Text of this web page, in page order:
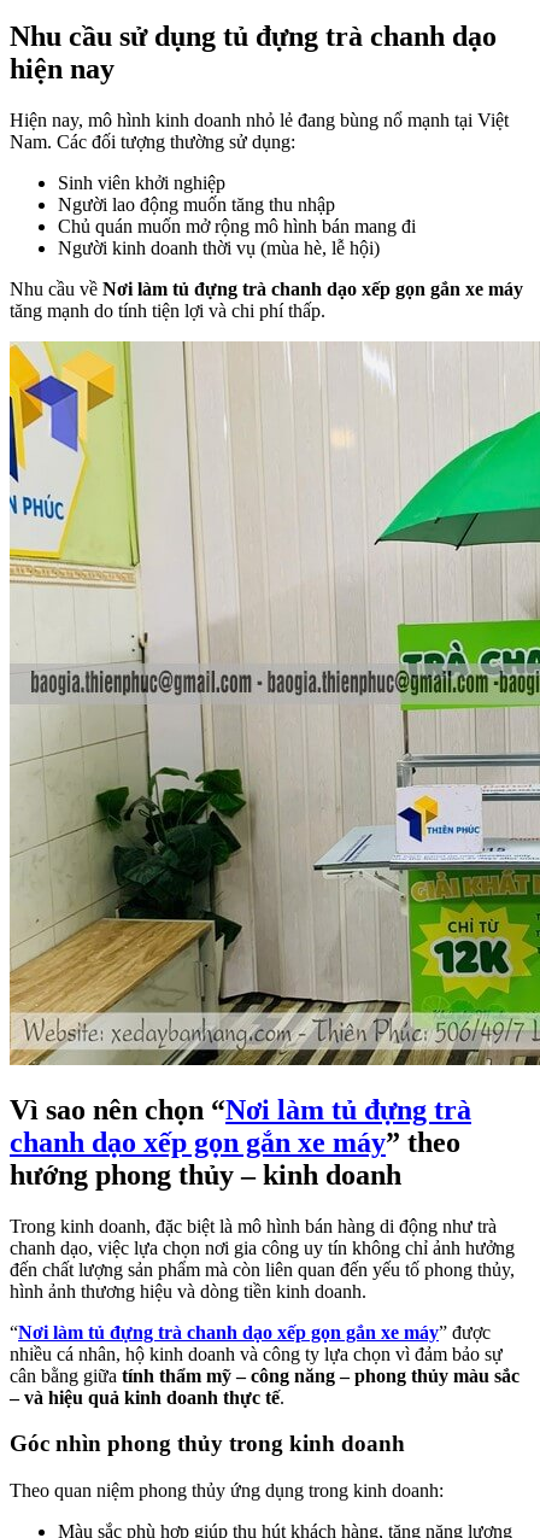
Nhu cầu sử dụng tủ đựng trà chanh dạo
hiện nay
Hiện nay, mô hình kinh doanh nhỏ lẻ đang bùng nổ mạnh tại Việt
Nam. Các đối tượng thường sử dụng:
Sinh viên khởi nghiệp
Người lao động muốn tăng thu nhập
Chủ quán muốn mở rộng mô hình bán mang đi
Người kinh doanh thời vụ (mùa hè, lễ hội)
Nhu cầu về Nơi làm tủ đựng trà chanh dạo xếp gọn gắn xe máy
tăng mạnh do tính tiện lợi và chi phí thấp.
Vì sao nên chọn “Nơi làm tủ đựng trà
chanh dạo xếp gọn gắn xe máy” theo
hướng phong thủy – kinh doanh
Trong kinh doanh, đặc biệt là mô hình bán hàng di động như trà
chanh dạo, việc lựa chọn nơi gia công uy tín không chỉ ảnh hưởng
đến chất lượng sản phẩm mà còn liên quan đến yếu tố phong thủy,
hình ảnh thương hiệu và dòng tiền kinh doanh.
“Nơi làm tủ đựng trà chanh dạo xếp gọn gắn xe máy” được
nhiều cá nhân, hộ kinh doanh và công ty lựa chọn vì đảm bảo sự
cân bằng giữa tính thẩm mỹ – công năng – phong thủy màu sắc
– và hiệu quả kinh doanh thực tế.
Góc nhìn phong thủy trong kinh doanh
Theo quan niệm phong thủy ứng dụng trong kinh doanh:
Màu sắc phù hợp giúp thu hút khách hàng, tăng năng lượng